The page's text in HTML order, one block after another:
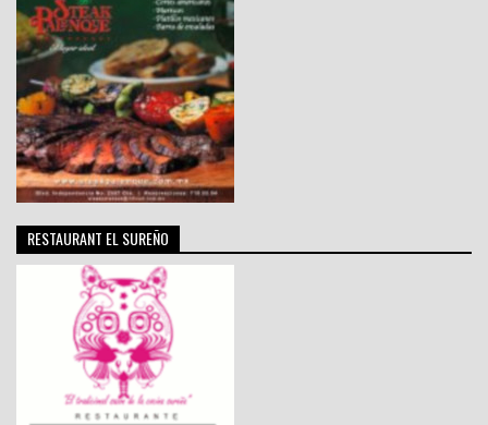
RESTAURANT EL SUREÑO